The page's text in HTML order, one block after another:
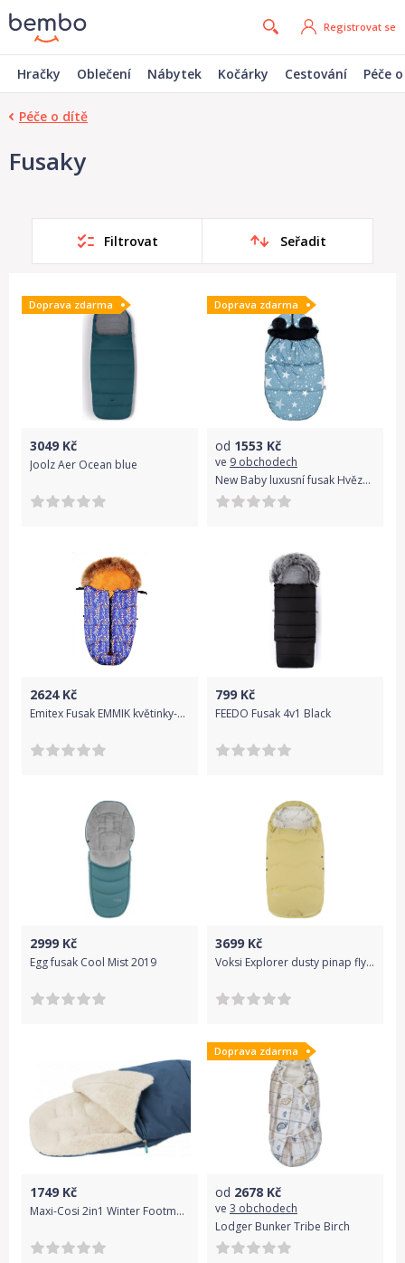
Registrovat se
Hračky Oblečení Nábytek Kočárky Cestování Péče
Péče o dítě
Fusaky
Filtrovat Seřadit
Doprava zdarma
3049 Kč
Joolz Aer Ocean blue
Doprava zdarma
od 1553 Kč
ve 9 obchodech
New Baby luxusní fusak Hvězdičky
2624Kč
Emitex Fusak EMMIK květinky-modrý
799 Kč
FEEDO Fusak 4v1 Black
2999 Kč
Egg fusak Cool Mist 2019
3699 Kč
Voksi Explorer dusty pinap flying
1749 Kč
Maxi-Cosi 2in1 Winter Footmuf Essencial Black
Doprava zdarma
od 2678 Kč
ve 3 obchodech
Lodger Bunker Tribe Birch